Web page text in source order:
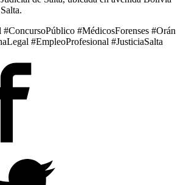
#ConcursoPúblico #MédicosForenses #Orán
#EmpleoProfesional #JusticiaSalta